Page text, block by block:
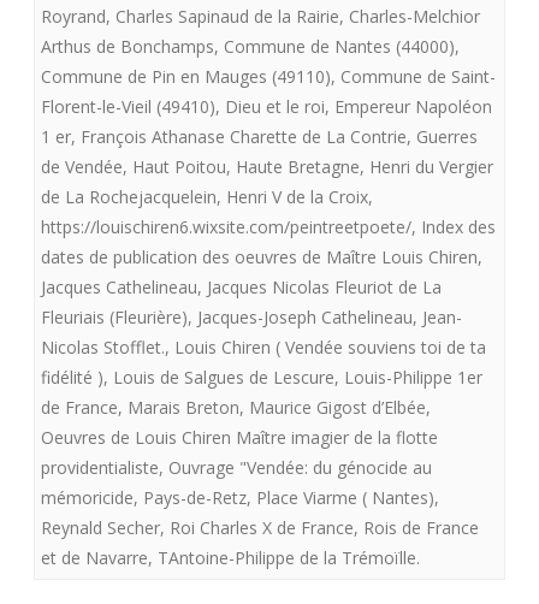
aux
royalistes
”Vendée
souviens
toi
de
ta
fidélité
Royrand, Charles Sapinaud de la Rairie, Charles-Melchior
Arthus de Bonchamps, Commune de Nantes (44000),
Commune de Pin en Mauges (49110), Commune de Saint-
Florent-le-Vieil (49410), Dieu et le roi, Empereur Napoléon
1 er, François Athanase Charette de La Contrie, Guerres
de Vendée, Haut Poitou, Haute Bretagne, Henri du Vergier
de La Rochejacquelein, Henri V de la Croix,
https://louischiren6.wixsite.com/peintreetpoete/, Index des
dates de publication des oeuvres de Maître Louis Chiren,
Jacques Cathelineau, Jacques Nicolas Fleuriot de La
Fleuriais (Fleurière), Jacques-Joseph Cathelineau, Jean-
Nicolas Stofflet., Louis Chiren ( Vendée souviens toi de ta
fidélité ), Louis de Salgues de Lescure, Louis-Philippe 1er
de France, Marais Breton, Maurice Gigost d’Elbée,
Oeuvres de Louis Chiren Maître imagier de la flotte
providentialiste, Ouvrage "Vendée: du génocide au
mémoricide, Pays-de-Retz, Place Viarme ( Nantes),
Reynald Secher, Roi Charles X de France, Rois de France
et de Navarre, TAntoine-Philippe de la Trémoïlle.